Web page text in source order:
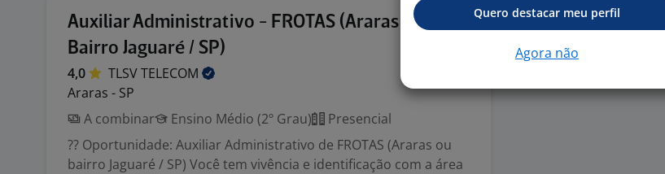
Auxiliar Administrativo - FROTAS (Araras Ou
Bairro Jaguaré / SP)
4,0 TLSVTELECOM
Araras - SP
A combinar
Ensino Médio (2º Grau)
Presencial
?? Oportunidade: Auxiliar Administrativo de FROTAS (Araras ou
bairro Jaguaré / SP) Você tem vivência e identificação com a área
Quero destacar meu perfil
Agora não